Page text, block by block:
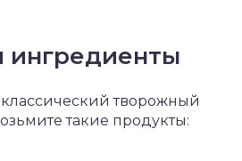
ингредиенты
творожный
такие продукты: